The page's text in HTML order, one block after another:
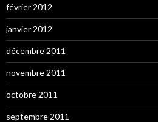
février 2012
janvier 2012
décembre 2011
novembre 2011
octobre 2011
septembre 2011